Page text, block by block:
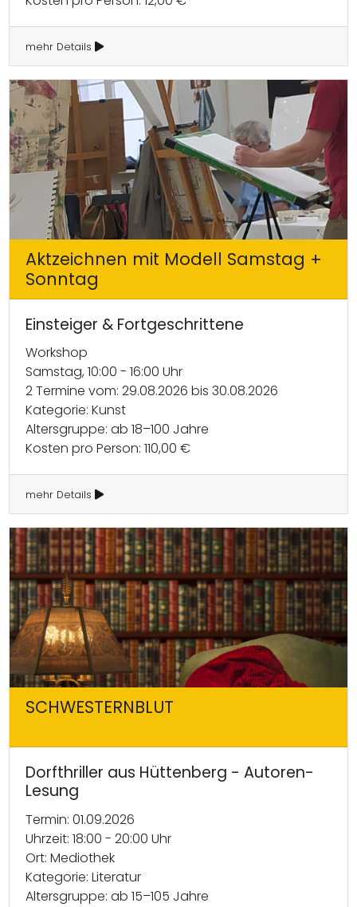
mehr Details
Aktzeichnen mit Modell Samstag +
Sonntag
Einsteiger & Fortgeschrittene
Workshop
Samstag, 10:00 - 16:00 Uhr
2 Termine vom: 29.08.2026 bis 30.08.2026
Kategorie: Kunst
Altersgruppe: ab 18–100 Jahre
Kosten pro Person: 110,00 €
mehr Details
SCHWESTERNBLUT
Dorfthriller aus Hüttenberg - Autoren-
Lesung
Termin: 01.09.2026
Uhrzeit: 18:00 - 20:00 Uhr
Ort: Mediothek
Kategorie: Literatur
Altersgruppe: ab 15–105 Jahre